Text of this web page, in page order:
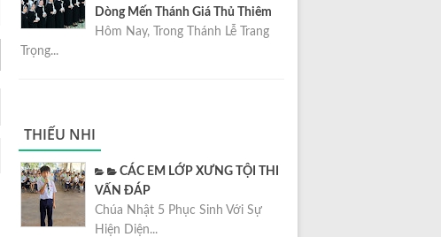
Dòng Mến Thánh Giá Thủ Thiêm
Hôm Nay, Trong Thánh Lễ Trang
Trọng...
THIẾU NHI
CÁC EM LỚP XƯNG TỘI THI
VẤN ĐÁP
Chúa Nhật 5 Phục Sinh Với Sự
Hiện Diện...